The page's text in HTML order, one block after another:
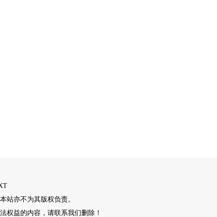
站亦不为其版权负责。
权益的内容，请联系我们删除！